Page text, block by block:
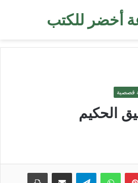
أخضر للكتب
قصصية
الحكيم
بينتيريستواتساب تيلقرام مشاركة عبر البريد طباعة